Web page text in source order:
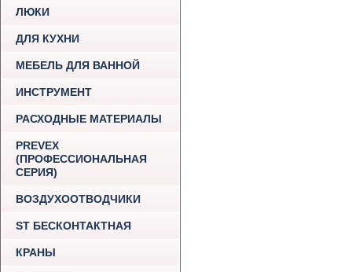
ЛЮКИ
ДЛЯ КУХНИ
МЕБЕЛЬ ДЛЯ ВАННОЙ
ИНСТРУМЕНТ
РАСХОДНЫЕ МАТЕРИАЛЫ
PREVEX
(ПРОФЕССИОНАЛЬНАЯ
СЕРИЯ)
ВОЗДУХООТВОДЧИКИ
ST БЕСКОНТАКТНАЯ
КРАНЫ